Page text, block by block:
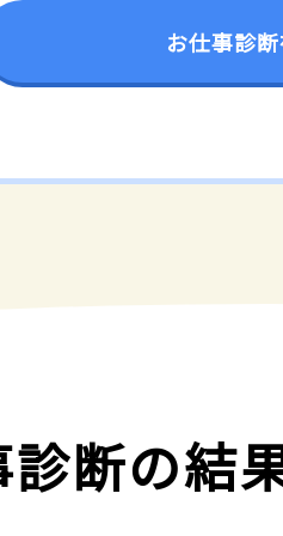
お仕事診
断の結